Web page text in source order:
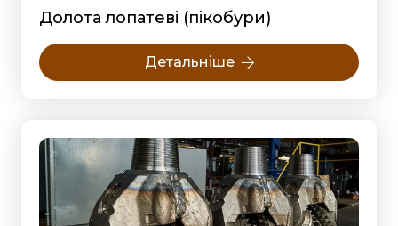
Долота лопатеві (пікобури)
Детальніше